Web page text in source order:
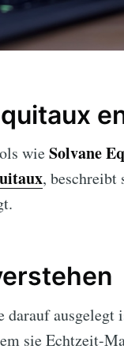
wieSolvane
, beschreibt
ausgelegt
sie Echtzeit-